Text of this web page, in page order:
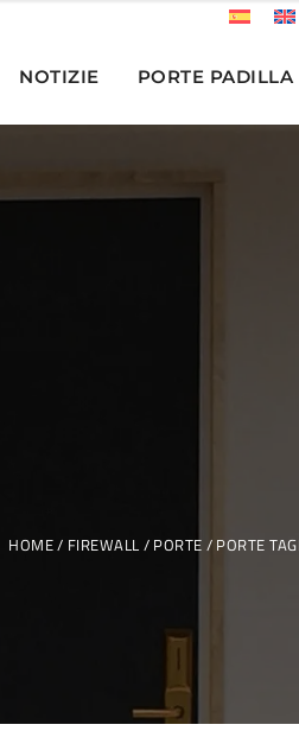
NOTIZIE PORTE PADILLA
HOME FIREWALL PORTE PORTE